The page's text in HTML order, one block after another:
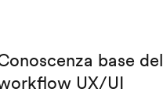
base del
UX/UI